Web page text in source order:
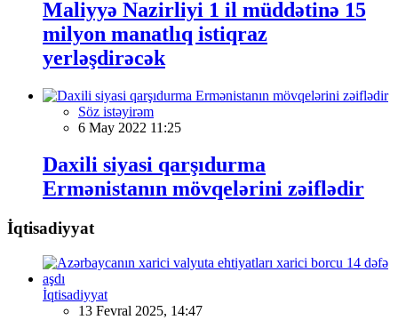
Maliyyə Nazirliyi 1 il müddətinə 15
milyon manatlıq istiqraz
yerləşdirəcək
Söz istəyirəm
6 May 2022 11:25
Daxili siyasi qarşıdurma
Ermənistanın mövqelərini zəiflədir
İqtisadiyyat
İqtisadiyyat
13 Fevral 2025, 14:47